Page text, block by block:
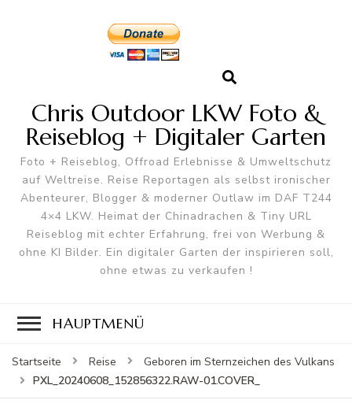
Chris Outdoor LKW Foto &
Reiseblog + Digitaler Garten
Foto + Reiseblog, Offroad Erlebnisse & Umweltschutz
auf Weltreise. Reise Reportagen als selbst ironischer
Abenteurer, Blogger & moderner Outlaw im DAF T244
4×4 LKW. Heimat der Chinadrachen & Tiny URL
Reiseblog mit echter Erfahrung, frei von Werbung &
ohne KI Bilder. Ein digitaler Garten der inspirieren soll,
ohne etwas zu verkaufen !
HAUPTMENÜ
Startseite Reise
Geboren im Sternzeichen des Vulkans
PXL_20240608_152856322.RAW-01.COVER_